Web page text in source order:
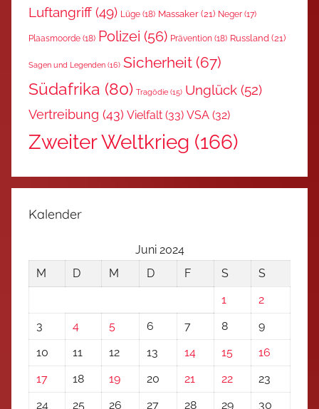
Luftangriff (49) Lüge (18) Massaker (21) Neger (17)
Plaasmoorde (18) Polizei (56) Prävention (18) Russland (21)
Sagen und Legenden (16) Sicherheit (67)
Südafrika (80) Tragödie (15) Unglück (52)
Vertreibung (43) Vielfalt (33) VSA (32)
Zweiter Weltkrieg (166)
Kalender
Juni 2024
M
D M D F S
S
1
2
3
4 5 6 7 8
9
10
11 12 13 14 15
16
17
18 19 20 21 22
23
24
25 26 27 28 29 30